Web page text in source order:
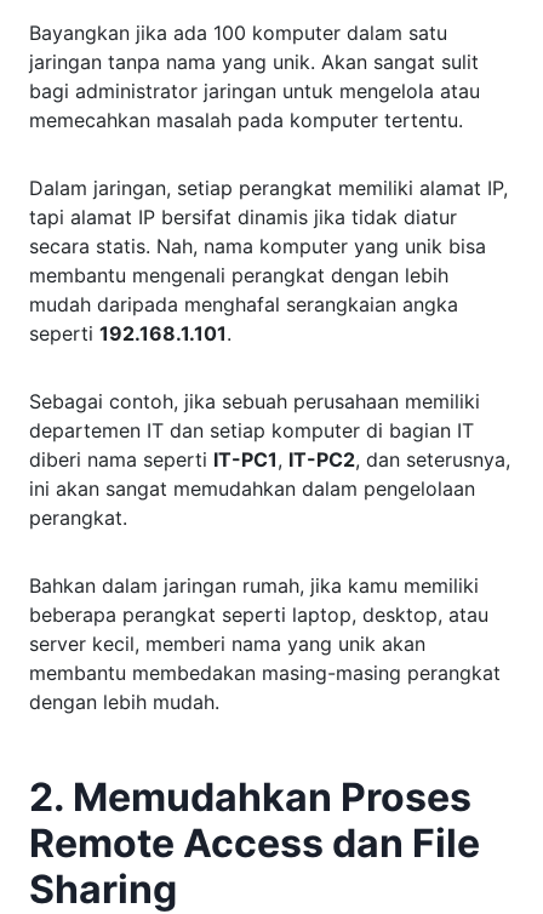
Bayangkan jika ada 100 komputer dalam satu
jaringan tanpa nama yang unik. Akan sangat sulit
bagi administrator jaringan untuk mengelola atau
memecahkan masalah pada komputer tertentu.
Dalam jaringan, setiap perangkat memiliki alamat IP,
tapi alamat IP bersifat dinamis jika tidak diatur
secara statis. Nah, nama komputer yang unik bisa
membantu mengenali perangkat dengan lebih
mudah daripada menghafal serangkaian angka
seperti 192.168.1.101.
Sebagai contoh, jika sebuah perusahaan memiliki
departemen IT dan setiap komputer di bagian IT
diberi nama seperti IT-PC1, IT-PC2, dan seterusnya,
ini akan sangat memudahkan dalam pengelolaan
perangkat.
Bahkan dalam jaringan rumah, jika kamu memiliki
beberapa perangkat seperti laptop, desktop, atau
server kecil, memberi nama yang unik akan
membantu membedakan masing-masing perangkat
dengan lebih mudah.
2. Memudahkan Proses
Remote Access dan File
Sharing